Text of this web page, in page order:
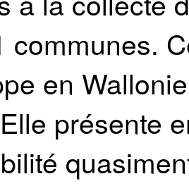
communes.
en
présente